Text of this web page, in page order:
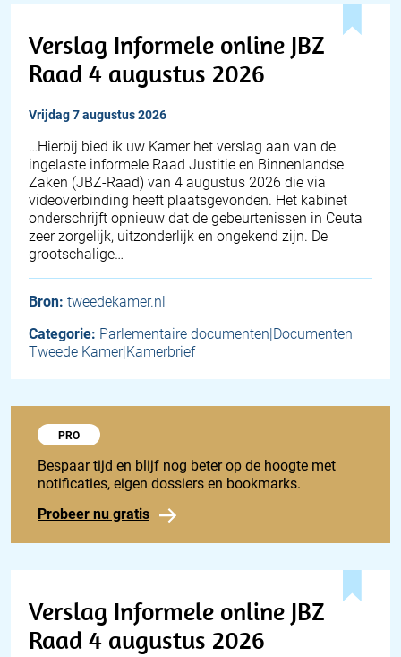
Verslag Informele online JBZ
Raad 4 augustus 2026
vrijdag 7 augustus 2026
… Hierbij bied ik uw Kamer het verslag aan van de
ingelaste informele Raad Justitie en Binnenlandse
Zaken (JBZ-Raad) van 4 augustus 2026 die via
videoverbinding heeft plaatsgevonden. Het kabinet
onderschrijft opnieuw dat de gebeurtenissen in Ceuta
zeer zorgelijk, uitzonderlijk en ongekend zijn. De
grootschalige…
Bron: tweedekamer.nl
Categorie: Parlementaire documenten|Documenten
Tweede Kamer|Kamerbrief
Probeer 1848 Pro
PRO
Bespaar tijd en blijf nog beter op de hoogte met
notificaties, eigen dossiers en bookmarks.
Probeer nu gratis
Verslag Informele online JBZ
Raad 4 augustus 2026